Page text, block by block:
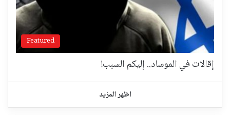
Featured
إقالات في الموساد.. إليكم السبب!
اظهر المزيد